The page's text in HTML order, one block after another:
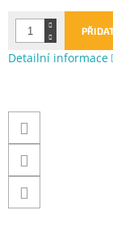
Detailní informace